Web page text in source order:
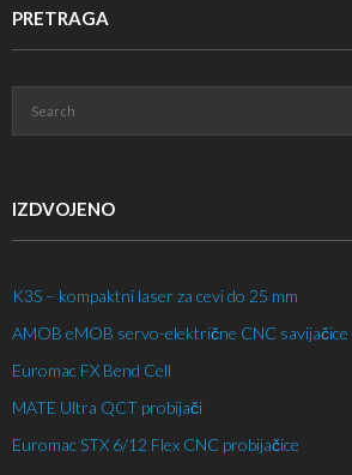
PRETRAGA
IZDVOJENO
K3S – kompaktni laser za cevi do 25 mm
AMOB eMOB servo-električne CNC savijačice
Euromac FX Bend Cell
MATE Ultra QCT probijači
Euromac STX 6/12 Flex CNC probijačice